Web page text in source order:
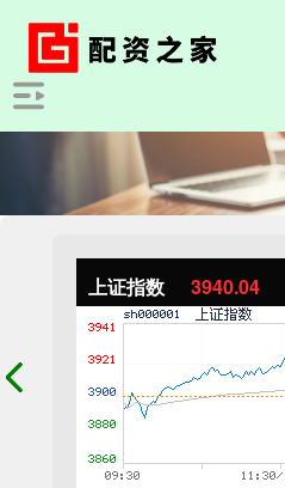
上证指数 3940.04